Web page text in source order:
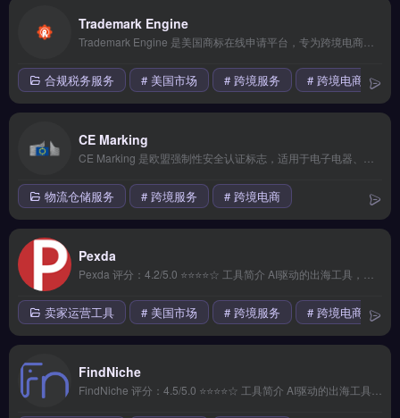
Trademark Engine
合规税务服务 # 美国市场 # 跨境服务 # 跨境电商
CE Marking
物流仓储服务 # 跨境服务 # 跨境电商
Pexda
卖家运营工具 # 美国市场 # 跨境服务 # 跨境电商
FindNiche